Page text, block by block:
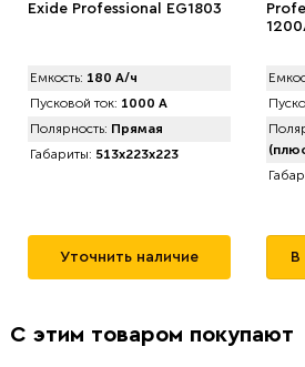
Exide Professional EG1803
Емкость: 180 А/ч
Пусковой ток: 1000 А
Полярность: Прямая
Габариты: 513x223x223
Уточнить наличие В
С этим товаром покупают